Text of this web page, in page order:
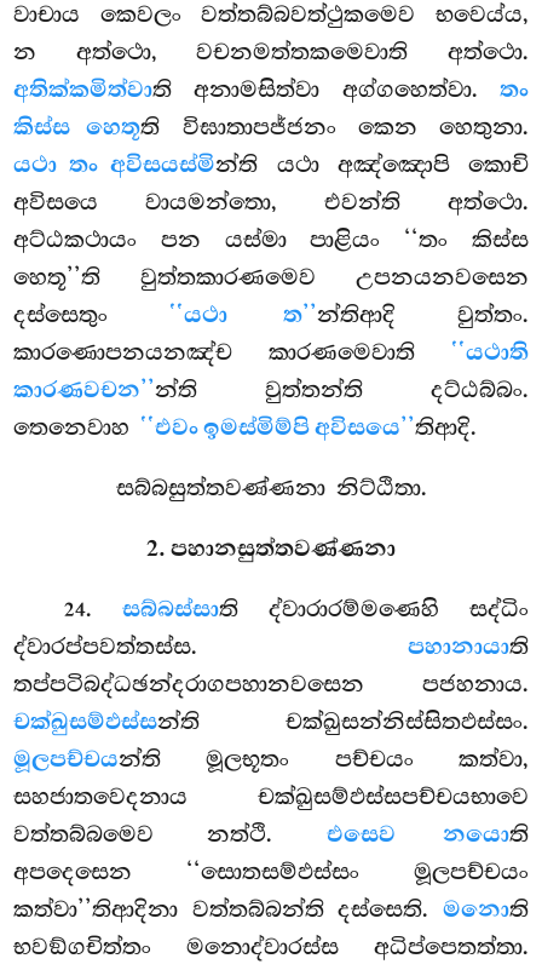
වාචාය කෙවලං වත්තබ්බවත්ථුකමෙව භවෙය්ය,
න අත්ථො, වචනමත්තකමෙවාති අත්ථො.
අතික්කමිත්වාති අනාමසිත්වා අග්ගහෙත්වා. තං
කිස්ස හෙතූති විඝාතාපජ්ජනං කෙන හෙතුනා.
යථා තං අවිසයස්මින්ති යථා අඤ්ඤොපි කොචි
අවිසයෙ වායමන්තො, එවන්ති අත්ථො.
අට්ඨකථායං පන යස්මා පාළියං ‘‘තං කිස්ස
හෙතූ’’ති වුත්තකාරණමෙව උපනයනවසෙන
දස්සෙතුං ‘‘යථා ත’’න්තිආදි වුත්තං.
කාරණොපනයනඤ්ච කාරණමෙවාති ‘‘යථාති
කාරණවචන’’න්ති වුත්තන්ති දට්ඨබ්බං.
තෙනෙවාහ ‘‘එවං ඉමස්මිම්පි අවිසයෙ’’තිආදි.
සබ්බසුත්තවණ්ණනා නිට්ඨිතා.
2. පහානසුත්තවණ්ණනා
24. සබ්බස්සාති ද්වාරාරම්මණෙහි සද්ධිං
ද්වාරප්පවත්තස්ස. පහානායාති
තප්පටිබද්ධඡන්දරාගපහානවසෙන පජහනාය.
චක්ඛුසම්ඵස්සන්ති චක්ඛුසන්නිස්සිතඵස්සං.
මූලපච්චයන්ති මූලභූතං පච්චයං කත්වා,
සහජාතවෙදනාය චක්ඛුසම්ඵස්සපච්චයභාවෙ
වත්තබ්බමෙව නත්ථි. එසෙව නයොති
අපදෙසෙන ‘‘සොතසම්ඵස්සං මූලපච්චයං
කත්වා’’තිආදිනා වත්තබ්බන්ති දස්සෙති. මනොති
භවඞ්ගචිත්තං මනොද්වාරස්ස අධිප්පෙතත්තා.